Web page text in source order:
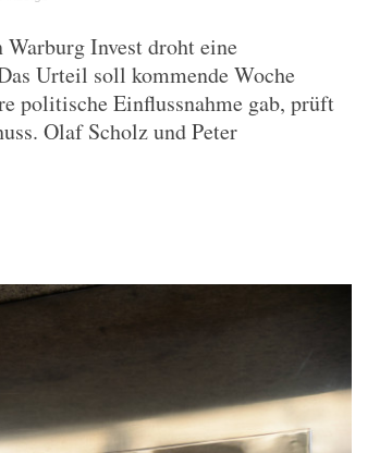
Invest droht eine
Urteil soll kommende Woche
politische Einflussnahme gab, prüft
Olaf Scholz und Peter